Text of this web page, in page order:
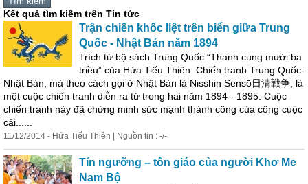
Kết quả tìm kiếm trên Tin tức
Trận chiến khốc liệt trên biển giữa Trung
Quốc - Nhật Bản năm 1894
Trích từ bộ sách Trung Quốc “Thanh cung mười ba
triều” của Hứa Tiếu Thiên. Chiến tranh Trung Quốc-
Nhật Bản, mà theo cách gọi ở Nhật Bản là Nisshin Sensō日清戦争, là
một cuộc chiến tranh diễn ra từ trong hai năm 1894 - 1895. Cuộc
chiến tranh này đã chứng minh sức mạnh thành công của công cuộc
cải......
11/12/2014 - Hứa Tiếu Thiên | Nguồn tin : -/-
Tín ngưỡng – tôn giáo của người Khơ Me
Nam Bộ